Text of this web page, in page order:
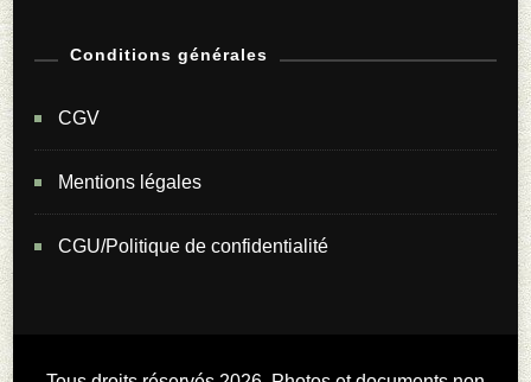
Conditions générales
CGV
Mentions légales
CGU/Politique de confidentialité